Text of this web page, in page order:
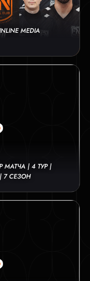
MEDIA
МАТЧА | 4 ТУР |
| 7 СЕЗОН